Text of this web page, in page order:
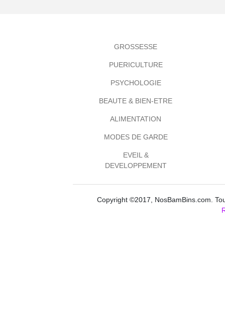
GROSSESSE
PUERICULTURE
PSYCHOLOGIE
BEAUTE & BIEN-ETRE
ALIMENTATION
MODES DE GARDE
EVEIL &
DEVELOPPEMENT
Copyright ©2017, NosBamBins.com.